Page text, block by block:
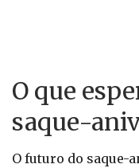
O que
saque-
O futuro do saque-